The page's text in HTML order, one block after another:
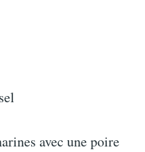
avec une poire